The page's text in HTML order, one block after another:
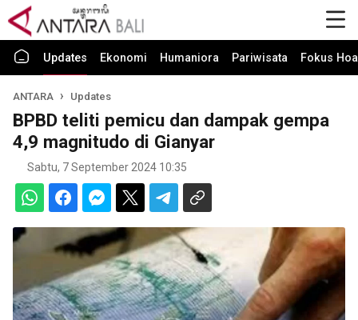
Updates Ekonomi Humaniora Pariwisata Fokus
ANTARA Updates
BPBD teliti pemicu dan dampak gempa
4,9 magnitudo di Gianyar
Sabtu, 7 September 2024 10:35